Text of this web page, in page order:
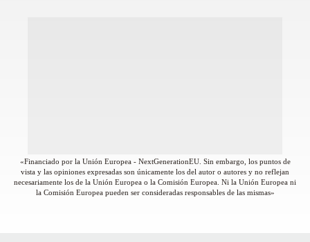
«Financiado por la Unión Europea - NextGenerationEU. Sin embargo, los puntos de
vista y las opiniones expresadas son únicamente los del autor o autores y no reflejan
necesariamente los de la Unión Europea o la Comisión Europea. Ni la Unión Europea ni
la Comisión Europea pueden ser consideradas responsables de las mismas»